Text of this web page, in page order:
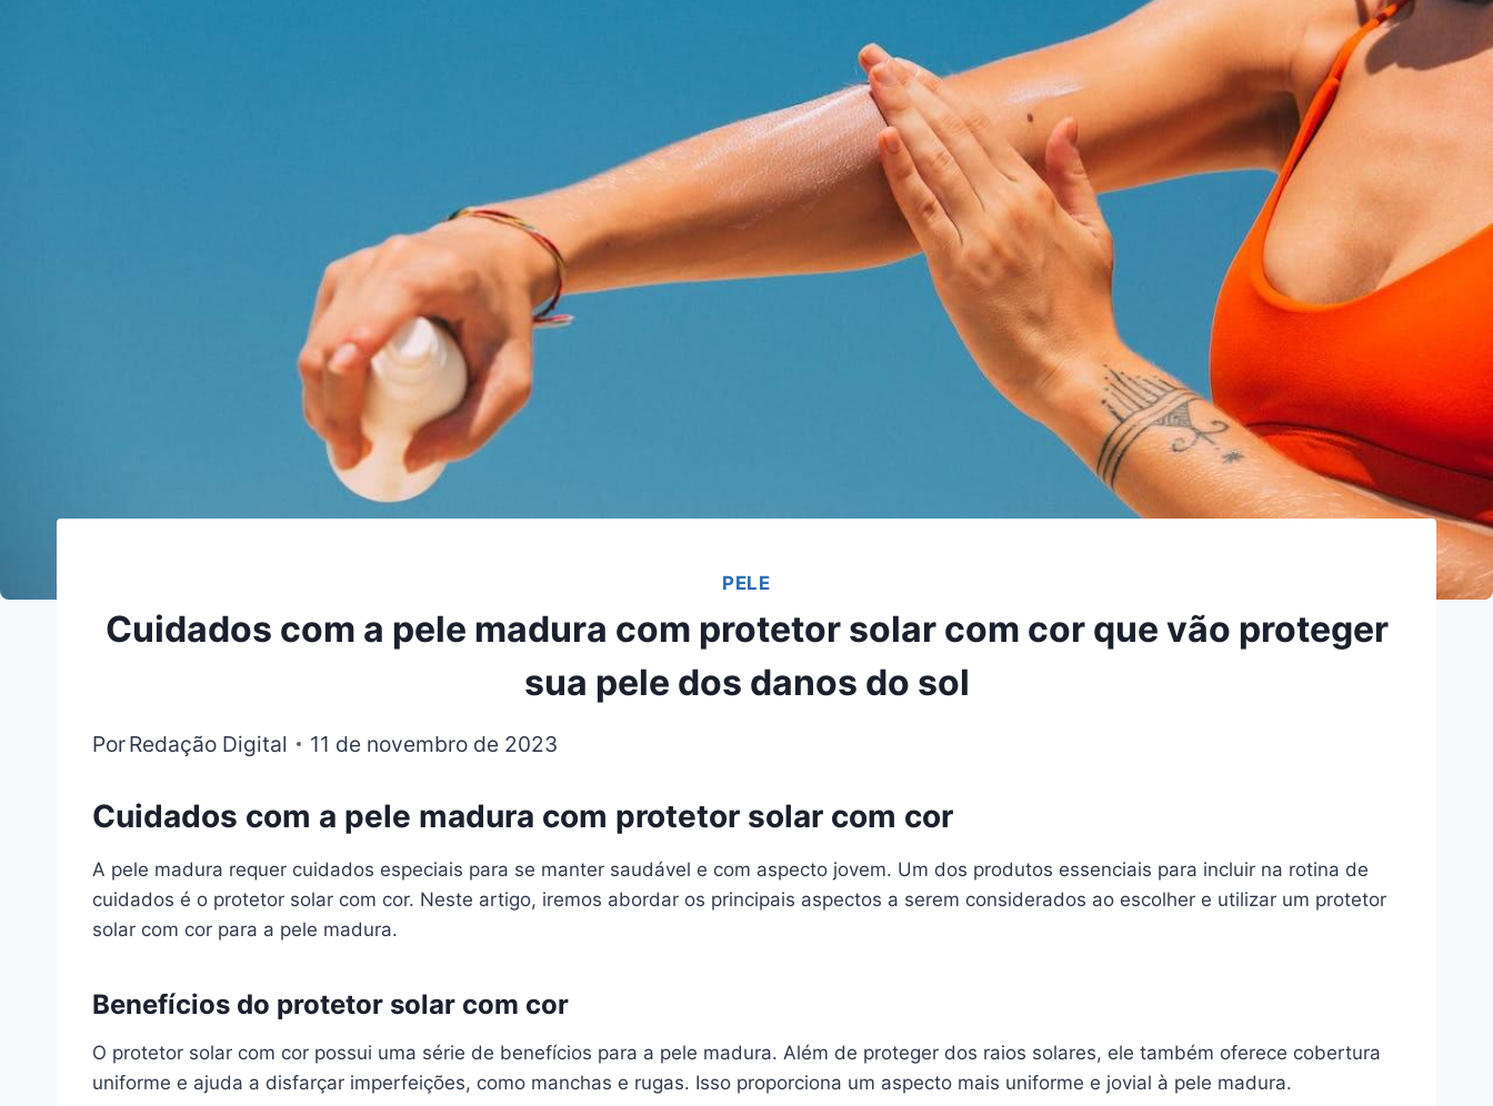
PELE
Cuidados com a pele madura com protetor solar com cor que vão proteger
sua pele dos danos do sol
PorRedação Digital 11 de novembro de 2023
Cuidados com a pele madura com protetor solar com cor
A pele madura requer cuidados especiais para se manter saudável e com aspecto jovem. Um dos produtos essenciais para incluir na rotina de
cuidados é o protetor solar com cor. Neste artigo, iremos abordar os principais aspectos a serem considerados ao escolher e utilizar um protetor
solar com cor para a pele madura.
Benefícios do protetor solar com cor
O protetor solar com cor possui uma série de benefícios para a pele madura. Além de proteger dos raios solares, ele também oferece cobertura
uniforme e ajuda a disfarçar imperfeições, como manchas e rugas. Isso proporciona um aspecto mais uniforme e jovial à pele madura.